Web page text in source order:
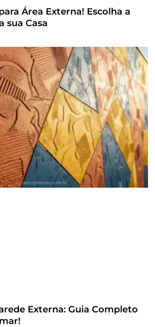
Área Externa! Escolha a
sua Casa
Externa: Guia Completo